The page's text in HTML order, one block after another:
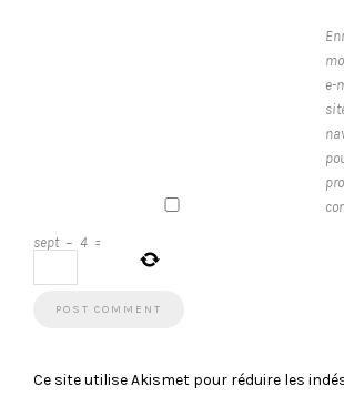
e-
sept − 4 =
Ce site utilise Akismet pour réduire les